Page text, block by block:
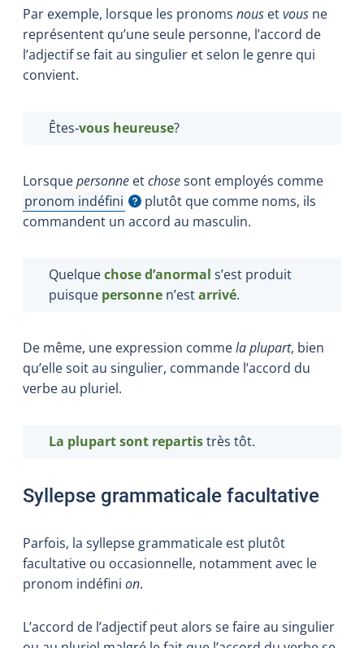
Par exemple, lorsque les pronoms nous etvous ne
représentent qu’une seule personne, l’accord de
l’adjectif se fait au singulier et selon le genre qui
convient.
Êtes‑vous heureuse?
Lorsquepersonne etchosesont employés comme
pronom indéfini
Afficher l'infobulle plutôt que comme noms, ils
commandent un accord au masculin.
Quelquechose d’anormal s’est produit
puisque personne n’estarrivé.
De même, une expression commela plupart, bien
qu’elle soit au singulier, commande l’accord du
verbe au pluriel.
La plupartsont repartistrès tôt.
Syllepse grammaticale facultative
Parfois, la syllepse grammaticale est plutôt
facultative ou occasionnelle, notamment avec le
pronom indéfini on.
L’accord de l’adjectif peut alors se faire au singulier